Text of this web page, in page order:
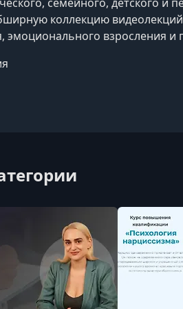
коллекцию
эмоционального взросления